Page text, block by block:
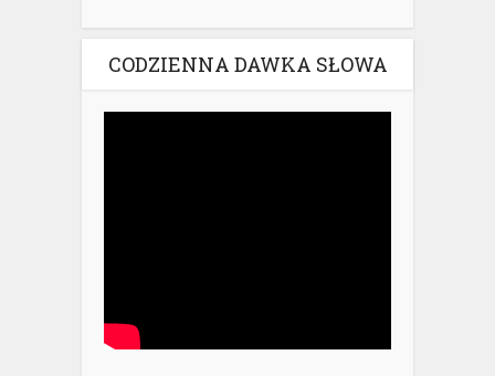
CODZIENNA DAWKA SŁOWA